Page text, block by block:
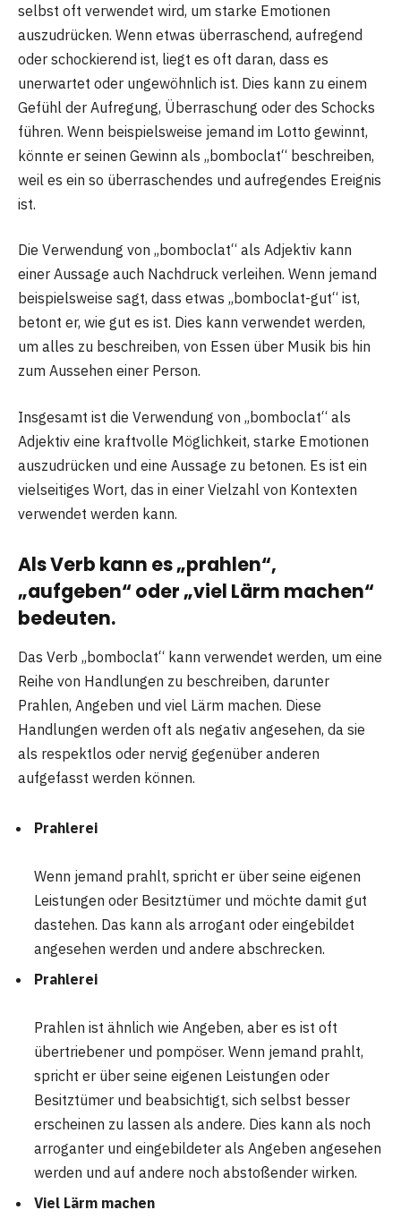
selbst oft verwendet wird, um starke Emotionen
auszudrücken. Wenn etwas überraschend, aufregend
oder schockierend ist, liegt es oft daran, dass es
unerwartet oder ungewöhnlich ist. Dies kann zu einem
Gefühl der Aufregung, Überraschung oder des Schocks
führen. Wenn beispielsweise jemand im Lotto gewinnt,
könnte er seinen Gewinn als „bomboclat“ beschreiben,
weil es ein so überraschendes und aufregendes Ereignis
ist.
Die Verwendung von „bomboclat“ als Adjektiv kann
einer Aussage auch Nachdruck verleihen. Wenn jemand
beispielsweise sagt, dass etwas „bomboclat-gut“ ist,
betont er, wie gut es ist. Dies kann verwendet werden,
um alles zu beschreiben, von Essen über Musik bis hin
zum Aussehen einer Person.
Insgesamt ist die Verwendung von „bomboclat“ als
Adjektiv eine kraftvolle Möglichkeit, starke Emotionen
auszudrücken und eine Aussage zu betonen. Es ist ein
vielseitiges Wort, das in einer Vielzahl von Kontexten
verwendet werden kann.
Als Verb kann es „prahlen“,
„aufgeben“ oder „viel Lärm machen“
bedeuten.
Das Verb „bomboclat“ kann verwendet werden, um eine
Reihe von Handlungen zu beschreiben, darunter
Prahlen, Angeben und viel Lärm machen. Diese
Handlungen werden oft als negativ angesehen, da sie
als respektlos oder nervig gegenüber anderen
aufgefasst werden können.
Prahlerei
Wenn jemand prahlt, spricht er über seine eigenen
Leistungen oder Besitztümer und möchte damit gut
dastehen. Das kann als arrogant oder eingebildet
angesehen werden und andere abschrecken.
Prahlerei
Prahlen ist ähnlich wie Angeben, aber es ist oft
übertriebener und pompöser. Wenn jemand prahlt,
spricht er über seine eigenen Leistungen oder
Besitztümer und beabsichtigt, sich selbst besser
erscheinen zu lassen als andere. Dies kann als noch
arroganter und eingebildeter als Angeben angesehen
werden und auf andere noch abstoßender wirken.
Viel Lärm machen